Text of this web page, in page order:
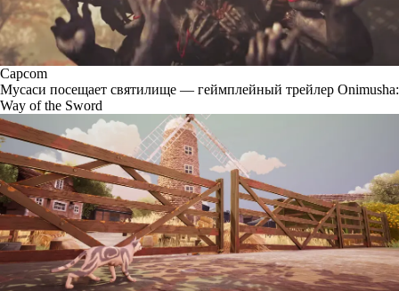
Capcom
Мусаси посещает святилище — геймплейный трейлер Onimusha:
Way of the Sword